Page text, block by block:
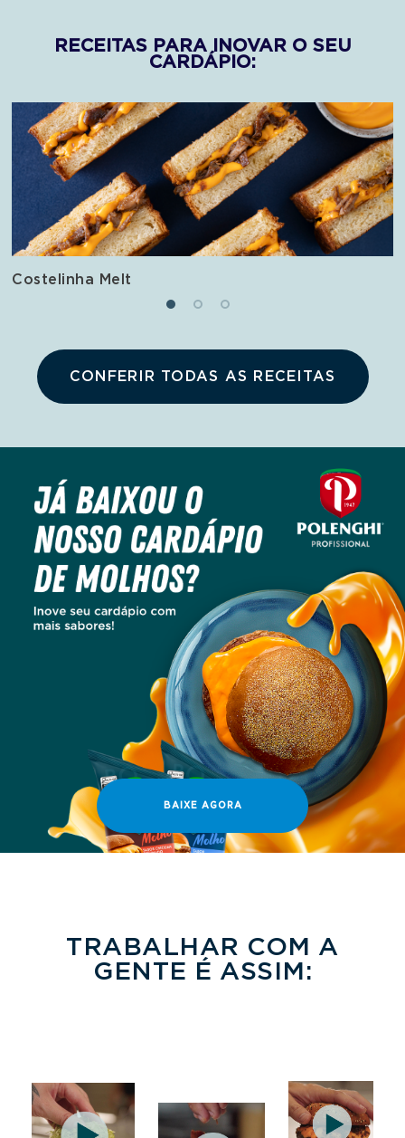
RECEITAS PARA INOVAR O SEU
CARDÁPIO:
Costelinha Melt
CONFERIR TODAS AS RECEITAS
BAIXE AGORA
TRABALHAR COM A
GENTE É ASSIM: